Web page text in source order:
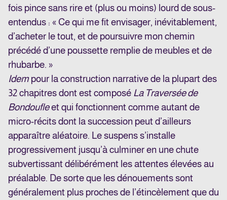
fois pince sans rire et (plus ou moins) lourd de sous-
entendus : « Ce qui me fit envisager, inévitablement,
d’acheter le tout, et de poursuivre mon chemin
précédé d’une poussette remplie de meubles et de
rhubarbe. »
Idem pour la construction narrative de la plupart des
32 chapitres dont est composé La Traversée de
Bondoufleet qui fonctionnent comme autant de
micro-récits dont la succession peut d’ailleurs
apparaître aléatoire. Le suspens s’installe
progressivement jusqu’à culminer en une chute
subvertissant délibérément les attentes élevées au
préalable. De sorte que les dénouements sont
généralement plus proches de l’étincèlement que du